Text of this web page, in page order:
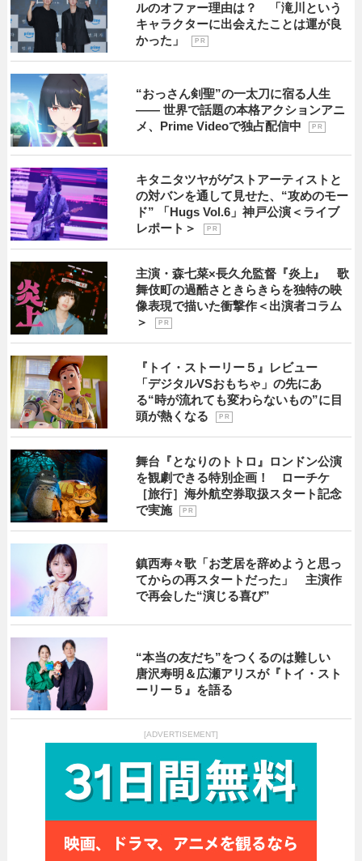
ルのオファー理由は？ 「滝川という
キャラクターに出会えたことは運が良
かった」
P R
“おっさん剣聖”の一太刀に宿る人生
―― 世界で話題の本格アクションアニ
メ、Prime Videoで独占配信中
P R
キタニタツヤがゲストアーティストと
の対バンを通して見せた、“攻めのモー
ド” 「Hugs Vol.6」神戸公演＜ライブ
レポート＞
P R
主演・森七菜×長久允監督『炎上』 歌
舞伎町の過酷さときらきらを独特の映
像表現で描いた衝撃作＜出演者コラム
＞
P R
『トイ・ストーリー５』レビュー
「デジタルVSおもちゃ」の先にあ
る“時が流れても変わらないもの”に目
頭が熱くなる
P R
舞台『となりのトトロ』ロンドン公演
を観劇できる特別企画！ ローチケ
［旅行］海外航空券取扱スタート記念
で実施
P R
鎮西寿々歌「お芝居を辞めようと思っ
てからの再スタートだった」 主演作
で再会した“演じる喜び”
“本当の友だち”をつくるのは難しい
唐沢寿明＆広瀬アリスが『トイ・スト
ーリー５』を語る
[ADVERTISEMENT]